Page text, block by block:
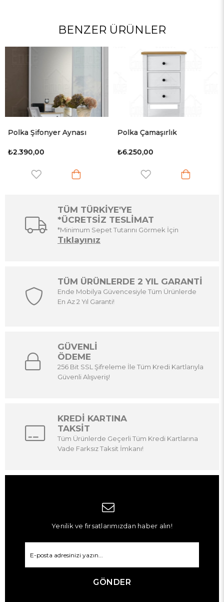
BENZER ÜRÜNLER
Polka Çamaşırlık
₺6.250,00
Viva Şifonyer
₺14.190,00
TÜM TÜRKİYE'YE
*ÜCRETSİZ TESLİMAT
*Minimum Sepet Tutarını Görmek İçin
Tıklayınız
TÜM ÜRÜNLERDE 2 YIL GARANTİ
Ende Mobilya Güvencesiyle Tüm Ürünlerde
En Az 2 Yıl Garanti!
GÜVENLİ
ÖDEME
256 Bit SSL Şifreleme İle Tüm Kredi Kartlarıyla
Güvenli Alışveriş!
KREDİ KARTINA
TAKSİT
Tüm Ürünlerde Geçerli Tüm Kredi Kartlarına
Vade Farksız Taksit İmkanı!
Yenilik ve fırsatlarımızdan haber alın!
GÖNDER